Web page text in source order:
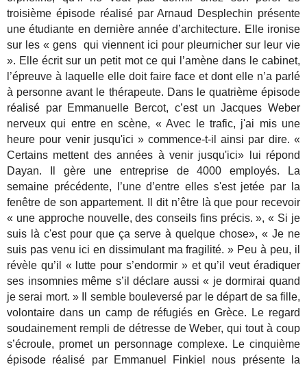
troisième épisode réalisé par Arnaud Desplechin présente
une étudiante en dernière année d’architecture. Elle ironise
sur les « gens qui viennent ici pour pleurnicher sur leur vie
». Elle écrit sur un petit mot ce qui l’amène dans le cabinet,
l’épreuve à laquelle elle doit faire face et dont elle n’a parlé
à personne avant le thérapeute. Dans le quatrième épisode
réalisé par Emmanuelle Bercot, c’est un Jacques Weber
nerveux qui entre en scène, « Avec le trafic, j'ai mis une
heure pour venir jusqu'ici » commence-t-il ainsi par dire. «
Certains mettent des années à venir jusqu'ici» lui répond
Dayan. Il gère une entreprise de 4000 employés. La
semaine précédente, l’une d’entre elles s'est jetée par la
fenêtre de son appartement. Il dit n’être là que pour recevoir
« une approche nouvelle, des conseils fins précis. », « Si je
suis là c'est pour que ça serve à quelque chose», « Je ne
suis pas venu ici en dissimulant ma fragilité. » Peu à peu, il
révèle qu’il « lutte pour s’endormir » et qu’il veut éradiquer
ses insomnies même s’il déclare aussi « je dormirai quand
je serai mort. » Il semble bouleversé par le départ de sa fille,
volontaire dans un camp de réfugiés en Grèce.
Le regard
soudainement rempli de détresse de Weber, qui tout à coup
s’écroule, promet un personnage complexe. Le cinquième
épisode réalisé par Emmanuel Finkiel nous présente la